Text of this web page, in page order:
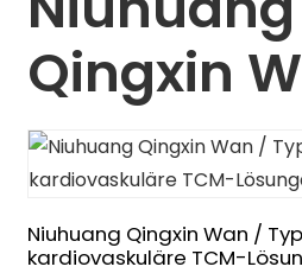
Qingxin
Niuhuang Qingxin Wan /
kardiovaskuläre TCM-